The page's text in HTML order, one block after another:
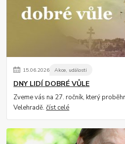
15.06.2026 Akce, události
DNY LIDÍ DOBRÉ VŮLE
Zveme vás na 27. ročník, který
Velehradě.číst celé